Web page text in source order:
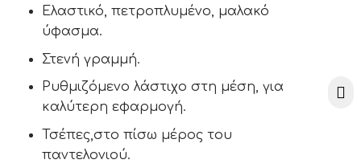
Ελαστικό, πετροπλυμένο, μαλακό
ύφασμα.
Στενή γραμμή.
Ρυθμιζόμενο λάστιχο στη μέση, για
καλύτερη εφαρμογή.
Τσέπες,στο πίσω μέρος του
παντελονιού.